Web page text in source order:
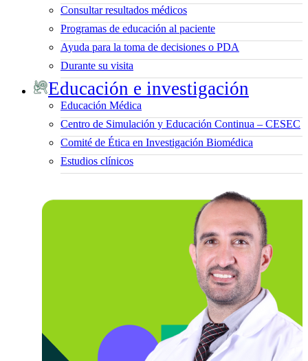
Consultar resultados médicos
Programas de educación al paciente
Ayuda para la toma de decisiones o PDA
Durante su visita
Educación e investigación
Educación Médica
Centro de Simulación y Educación Continua – CESEC
Comité de Ética en Investigación Biomédica
Estudios clínicos